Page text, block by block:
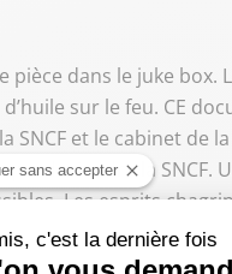
dans le juke box.
sur le feu. CE
SNCF et le cabinet de
deviendra la SNCF.
Les esprits
statut n’avait
à but